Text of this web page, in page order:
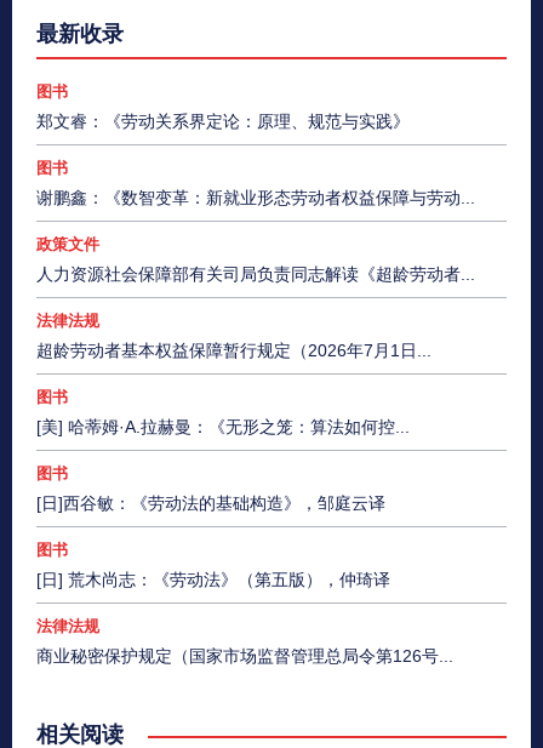
最新收录
图书
郑文睿：《劳动关系界定论：原理、规范与实践》
图书
谢鹏鑫：《数智变革：新就业形态劳动者权益保障与劳动...
政策文件
人力资源社会保障部有关司局负责同志解读《超龄劳动者...
法律法规
超龄劳动者基本权益保障暂行规定（2026年7月1日...
图书
[美] 哈蒂姆·A.拉赫曼：《无形之笼：算法如何控...
图书
[日]西谷敏：《劳动法的基础构造》，邹庭云译
图书
[日] 荒木尚志：《劳动法》（第五版），仲琦译
法律法规
商业秘密保护规定（国家市场监督管理总局令第126号...
相关阅读